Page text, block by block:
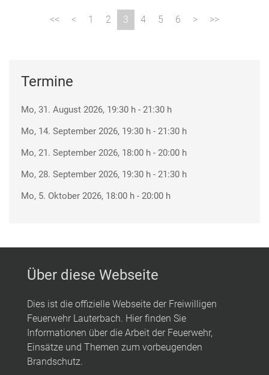
1 2 3 4 5 6
Termine
Mo, 31. August 2026, 19:30 h - 21:30 h
Mo, 14. September 2026, 19:30 h - 21:30 h
Mo, 21. September 2026, 18:00 h - 20:00 h
Mo, 28. September 2026, 19:30 h - 21:30 h
Mo, 5. Oktober 2026, 18:00 h - 20:00 h
Über diese Webseite
Dies ist die offizielle Webseite der Freiwilligen
Feuerwehr Lauterbach. Hier finden Sie
Informationen über die Arbeit der Feuerwehr,
Einsätze und Themen zum vorbeugenden
Brandschutz.